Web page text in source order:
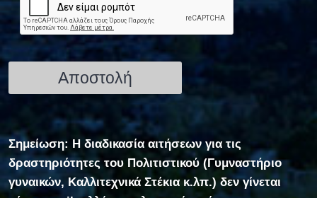
Σημείωση: Η διαδικασία αιτήσεων για τις
δραστηριότητες του Πολιτιστικού (Γυμναστήριο
γυναικών, Καλλιτεχνικά Στέκια κ.λπ.) δεν γίνεται